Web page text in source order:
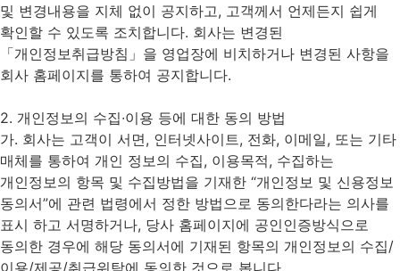
및 변경내용을 지체 없이 공지하고, 고객께서 언제든지 쉽게
확인할 수 있도록 조치합니다. 회사는 변경된
「개인정보취급방침」을 영업장에 비치하거나 변경된 사항을
회사 홈페이지를 통하여 공지합니다.
2. 개인정보의 수집∙이용 등에 대한 동의 방법
가. 회사는 고객이 서면, 인터넷사이트, 전화, 이메일, 또는 기타
매체를 통하여 개인 정보의 수집, 이용목적, 수집하는
개인정보의 항목 및 수집방법을 기재한 “개인정보 및 신용정보
동의서”에 관련 법령에서 정한 방법으로 동의한다라는 의사를
표시 하고 서명하거나, 당사 홈페이지에 공인인증방식으로
동의한 경우에 해당 동의서에 기재된 항목의 개인정보의 수집/
이용/제공/취급위탁에 동의한 것으로 봅니다.